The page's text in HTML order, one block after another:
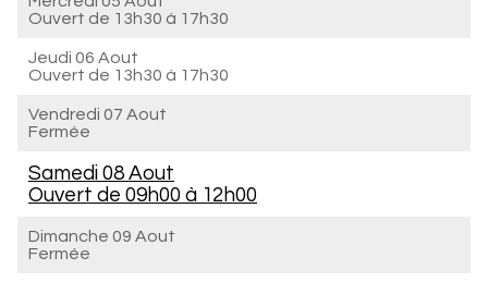
Ouvert de 13h30 à 17h30
Jeudi 06 Aout
Ouvert de 13h30 à 17h30
Vendredi 07 Aout
Fermée
Samedi 08 Aout
Ouvert de 09h00 à 12h00
Dimanche 09 Aout
Fermée